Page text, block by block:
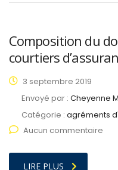
Composition du
courtiers
3 septembre 2019
Envoyé par : Cheyenne
Catégorie : agréments
Aucun commentaire
LIRE PLUS